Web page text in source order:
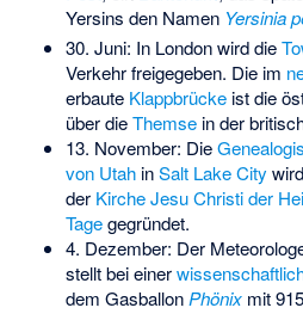
Yersins den Namen Yersinia
30. Juni: In London wird die
Verkehr freigegeben. Die im
erbaute Klappbrückeist die
über dieThemsein der
13. November: Die
von UtahinSalt Lake City
der Kirche Jesu Christi der
Tagegegründet.
4. Dezember: Der
stellt bei einer
dem Gasballon Phönixmit